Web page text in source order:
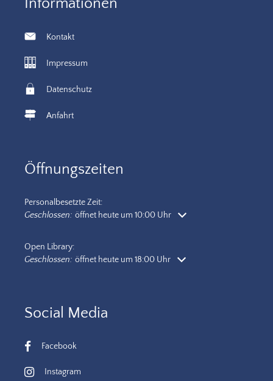
Informationen
Kontakt
Impressum
Datenschutz
Anfahrt
Öffnungszeiten
Personalbesetzte Zeit:
Klicken, um weitere Öffnungs- oder Schließzeiten auszublenden
Geschlossen: öffnet heute um 10:00 Uhr
Open Library:
Klicken, um weitere Öffnungs- oder Schließzeiten auszublenden
Geschlossen: öffnet heute um 18:00 Uhr
Social Media
Facebook
Instagram